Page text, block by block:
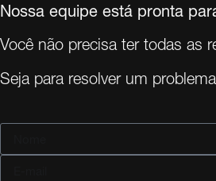
Nossa equipe está pronta
Você não precisa ter todas as
Seja para resolver um